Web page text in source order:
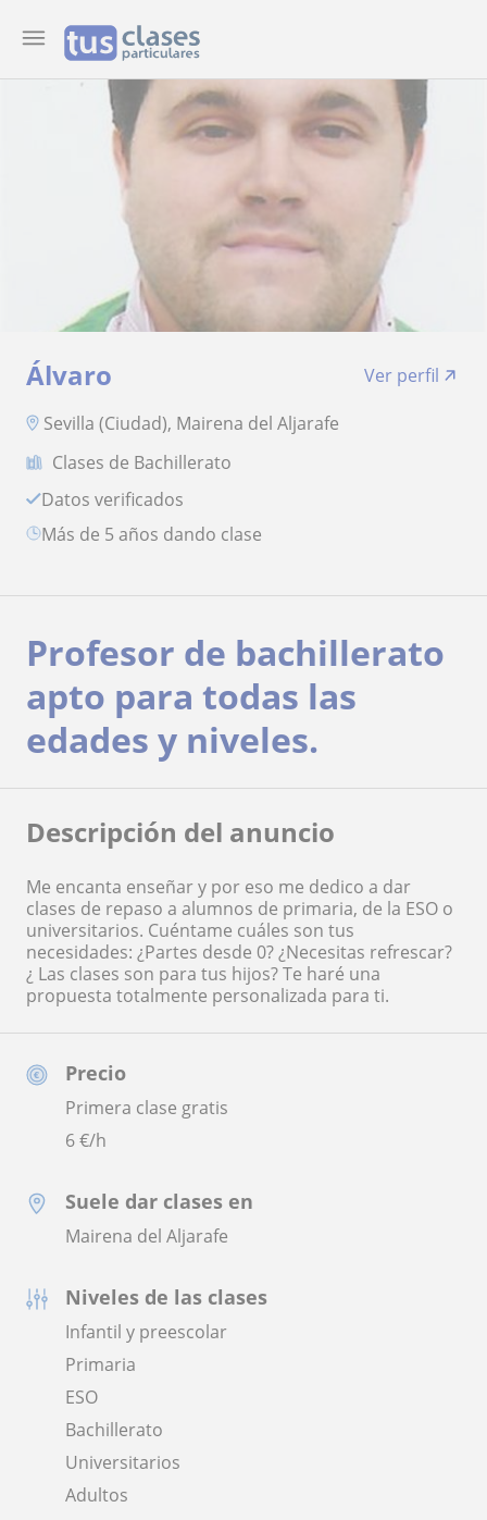
Álvaro
Ver perfil
Sevilla (Ciudad), Mairena del Aljarafe
Clases de Bachillerato
Datos verificados
más de 5 años dando clase
Precio
Primera clase gratis
6€/h
Suele dar clases en
Mairena del Aljarafe
Niveles de las clases
Infantil y preescolar
Primaria
ESO
Bachillerato
Universitarios
Adultos
Profesor de bachillerato
apto para todas las
edades y niveles.
Descripción del anuncio
Me encanta enseñar y por eso me dedico a dar
clases de repaso a alumnos de primaria, de la ESO o
universitarios. Cuéntame cuáles son tus
necesidades: ¿Partes desde 0? ¿Necesitas refrescar?
¿ Las clases son para tus hijos? Te haré una
propuesta totalmente personalizada para ti.